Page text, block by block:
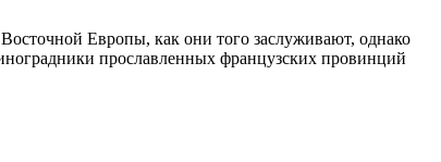
Европы, как они того заслуживают, однако
прославленных французских провинций